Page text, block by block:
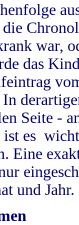
war,
das
Seite -
es
Eine
und Jahr.